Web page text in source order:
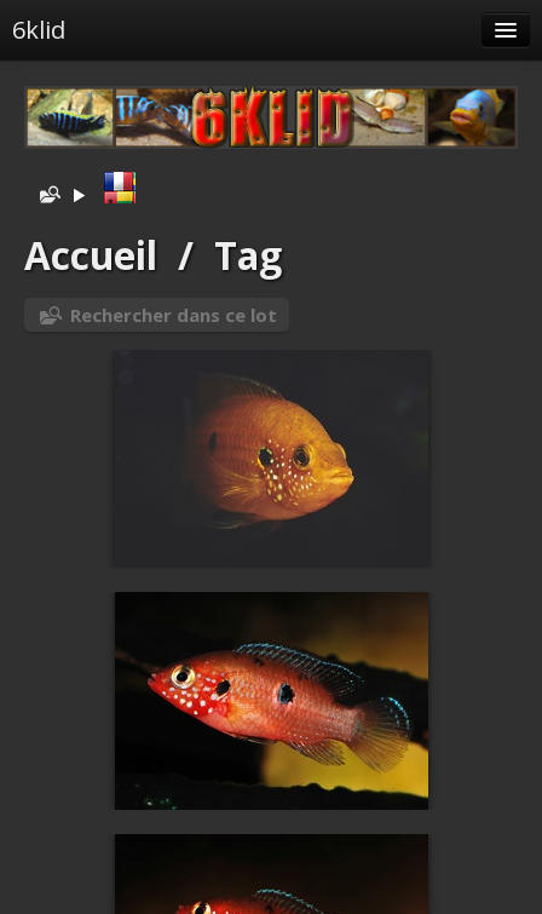
6klid
Tags liés
Spéciales
Albums liés
Identification
Accueil / Tag
Rechercher dans ce lot